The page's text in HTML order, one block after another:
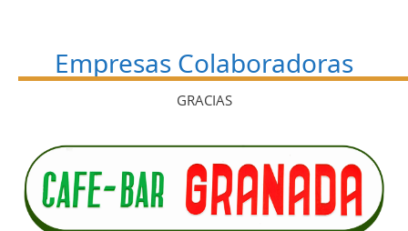
Empresas Colaboradoras
GRACIAS